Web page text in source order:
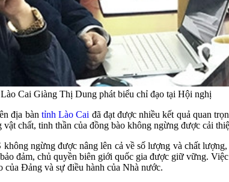
Cai Giàng Thị Dung phát biểu chỉ đạo tại Hội nghị
địa bàn tỉnh Lào Cai đã đạt được nhiều kết quả quan
chất, tinh thần của đồng bào không ngừng được cải
ngừng được nâng lên cả về số lượng và chất
đảm, chủ quyền biên giới quốc gia được giữ vững.
của Đảng và sự điều hành của Nhà nước.